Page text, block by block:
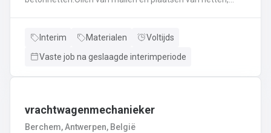
eindafwerking.Frezen, boren, en zagen in de
klaar zijn voor gebruik.Opruimen van de werkplaats en
Interim Materialen
Voltijds
Vaste job na geslaagde interimperiode
vrachtwagenmechanieker
Berchem, Antwerpen, België